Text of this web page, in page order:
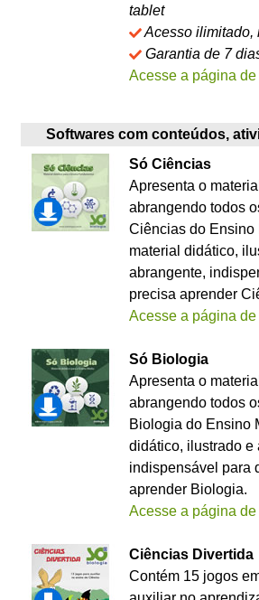
tablet
Acesso ilimitado,
Garantia de 7
Acesse a página de
Softwares com conteúdos,
Só Ciências
Apresenta o
abrangendo todos
Ciências do Ensino
material didático,
abrangente,
precisa aprender
Acesse a página de
Só Biologia
Apresenta o
abrangendo todos
Biologia do Ensino
didático, ilustrado e
indispensável para
aprender Biologia.
Acesse a página de
Ciências Divertida
Contém 15 jogos